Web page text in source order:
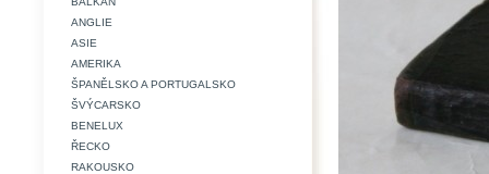
ANGLIE
ASIE
AMERIKA
ŠPANĚLSKO A PORTUGALSKO
ŠVÝCARSKO
BENELUX
ŘECKO
RAKOUSKO